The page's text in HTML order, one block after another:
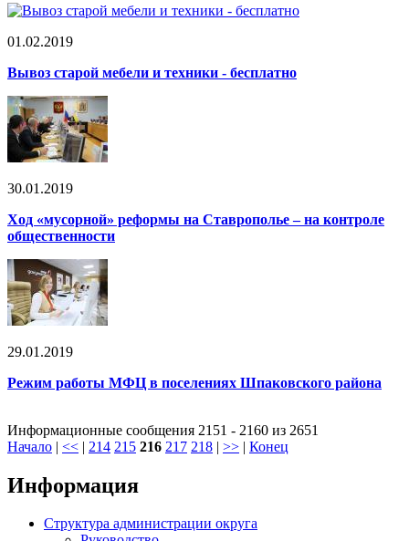
01.02.2019
Вывоз старой мебели и техники - бесплатно
30.01.2019
Ход «мусорной» реформы на Ставрополье – на контроле
общественности
29.01.2019
Режим работы МФЦ в поселениях Шпаковского района
Информационные сообщения 2151 - 2160 из 2651
Начало | << | 214 215 216 217 218 | >> | Конец
Информация
Структура администрации округа